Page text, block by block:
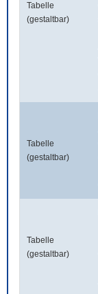
Tabelle
(gestaltbar)
Tabelle
(gestaltbar)
Tabelle
(gestaltbar)